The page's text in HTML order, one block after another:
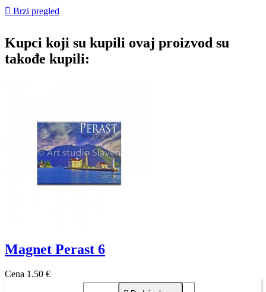
 Brzi pregled
Kupci koji su kupili ovaj proizvod su
takođe kupili:
Magnet Perast 6
Cena 1,50 €